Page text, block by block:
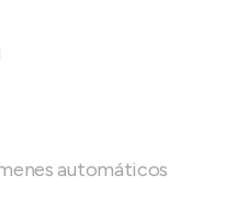
automáticos